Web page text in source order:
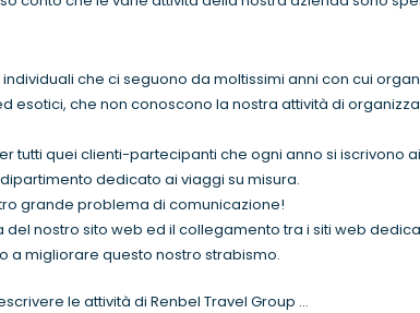
che ci seguono da moltissimi anni con cui
esotici, che non conoscono la nostra attività di
tutti quei clienti-partecipanti che ogni anno si iscrivono
dedicato ai viaggi su misura.
grande problema di comunicazione!
del nostro sito web ed il collegamento tra i siti web
a migliorare questo nostro strabismo.
le attività di Renbel Travel Group …